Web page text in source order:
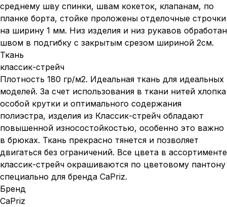
среднему шву спинки, швам кокеток, клапанам, по
планке борта, стойке проложены отделочные строчки
на ширину 1 мм. Низ изделия и низ рукавов обработан
швом в подгибку с закрытым срезом шириной 2см.
Ткань
классик-стрейч
Плотность 180 гр/м2. Идеальная ткань для идеальных
моделей. За счет использования в ткани нитей хлопка
особой крутки и оптимального содержания
полиэстра, изделия из Классик-стрейч обладают
повышенной износостойкостью, особенно это важно
в брюках. Ткань прекрасно тянется и позволяет
двигаться без ограничений. Все цвета в ассортименте
классик-стрейч окрашиваются по цветовому пантону
специально для бренда CaPriz.
Бренд
CaPriz